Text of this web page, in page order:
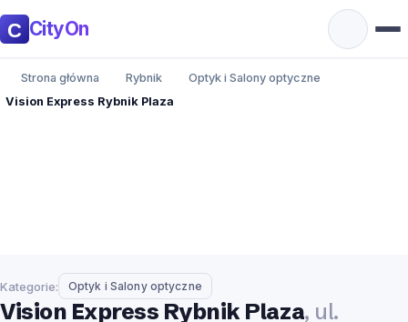
CityOn
Strona główna Rybnik
Optyk i Salony optyczne
Vision Express Rybnik Plaza
Kategorie: Optyk i Salony optyczne
Vision Express Rybnik Plaza, ul.